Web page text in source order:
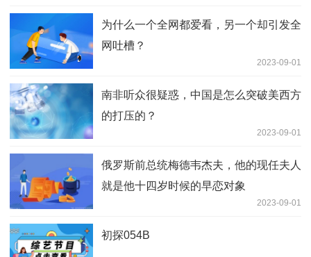
为什么一个全网都爱看，另一个却引发全
网吐槽？
2023-09-01
南非听众很疑惑，中国是怎么突破美西方
的打压的？
2023-09-01
俄罗斯前总统梅德韦杰夫，他的现任夫人
就是他十四岁时候的早恋对象
2023-09-01
初探054B